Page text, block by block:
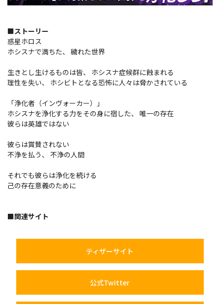
■ストーリー
惑星ホロス
ホシスナで満ちた、 穢れた世界
生きとし生けるものは皆、 ホシスナ症候群に蝕まれる
理性を失い、 ホシビトとなる恐怖に人々は脅かされている
「浄化者（インヴォーカー）」
ホシスナを浄化する力をその身に宿した、 唯一の存在
彼らは英雄ではない
彼らは賞賛されない
不浄を払う、 不浄の人間
それでも彼らは浄化を続ける
己の存在意義のために
■関連サイト
ティザーサイト
公式Twitter